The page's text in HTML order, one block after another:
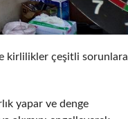
kirlilikler çeşitli sorunlara
yapar ve denge